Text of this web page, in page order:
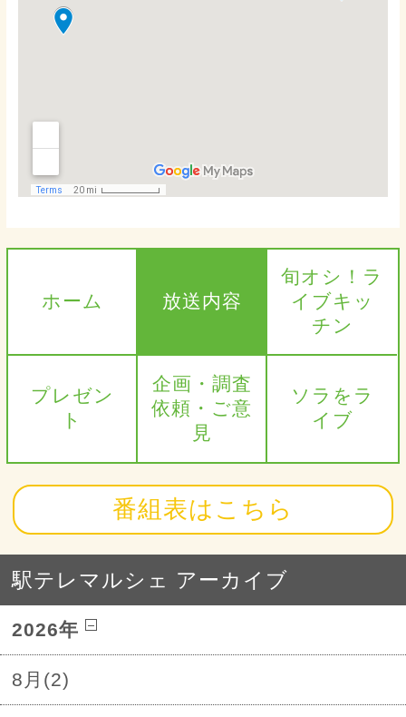
ホーム 放送内容
旬オシ！ラ
イブキッ
チン
プレゼン
ト
企画・調査
依頼・ご意
見
ソラをラ
イブ
番組表はこちら
駅テレマルシェ アーカイブ
2026年
8月(2)